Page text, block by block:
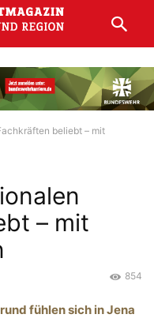
beliebt – mit
– mit
854
fühlen sich in Jena